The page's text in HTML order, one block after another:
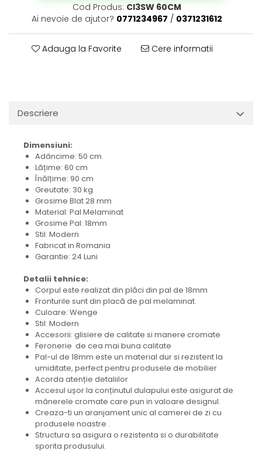
Cod Produs: CI3SW 60CM
Ai nevoie de ajutor? 0771234967 / 0371231612
Adauga la Favorite Cere informatii
Descriere
Dimensiuni:
Adâncime: 50 cm
Lățime: 60 cm
Înălțime: 90 cm
Greutate: 30 kg
Grosime Blat 28 mm
Material: Pal Melaminat
Grosime Pal: 18mm
Stil: Modern
Fabricat in Romania
Garantie: 24 Luni
Detalii tehnice:
Corpul este realizat din plăci din pal de 18mm
Fronturile sunt din placă de pal melaminat.
Culoare: Wenge
Stil: Modern
Accesorii: glisiere de calitate si manere cromate
Feronerie de cea mai buna calitate
Pal-ul de 18mm este un material dur si rezistent la
umiditate, perfect pentru produsele de mobilier
Acorda atenție detaliilor
Accesul ușor la conținutul dulapului este asigurat de
mânerele cromate care pun in valoare designul.
Creaza-ti un aranjament unic al camerei de zi cu
produsele noastre .
Structura sa asigura o rezistenta si o durabilitate
sporita produsului.